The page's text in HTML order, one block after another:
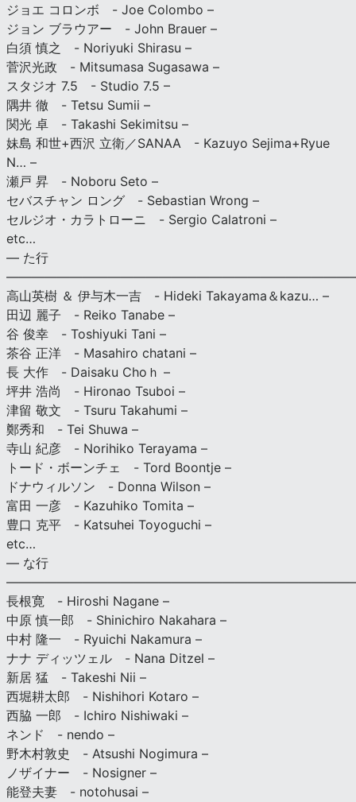
ジョエ コロンボ - Joe Colombo –
ジョン ブラウアー - John Brauer –
白須 慎之 - Noriyuki Shirasu –
菅沢光政 - Mitsumasa Sugasawa –
スタジオ 7.5 - Studio 7.5 –
隅井 徹 - Tetsu Sumii –
関光 卓 - Takashi Sekimitsu –
妹島 和世+西沢 立衛／SANAA - Kazuyo Sejima+Ryue
N… –
瀬戸 昇 - Noboru Seto –
セバスチャン ロング - Sebastian Wrong –
セルジオ・カラトローニ - Sergio Calatroni –
etc…
— た行
高山英樹 ＆ 伊与木一吉 - Hideki Takayama＆kazu… –
田辺 麗子 - Reiko Tanabe –
谷 俊幸 - Toshiyuki Tani –
茶谷 正洋 - Masahiro chatani –
長 大作 - Daisaku Choｈ –
坪井 浩尚 - Hironao Tsuboi –
津留 敬文 - Tsuru Takahumi –
鄭秀和 - Tei Shuwa –
寺山 紀彦 - Norihiko Terayama –
トード・ボーンチェ - Tord Boontje –
ドナウィルソン - Donna Wilson –
富田 一彦 - Kazuhiko Tomita –
豊口 克平 - Katsuhei Toyoguchi –
etc…
— な行
長根寛 - Hiroshi Nagane –
中原 慎一郎 - Shinichiro Nakahara –
中村 隆一 - Ryuichi Nakamura –
ナナ ディッツェル - Nana Ditzel –
新居 猛 - Takeshi Nii –
西堀耕太郎 - Nishihori Kotaro –
西脇 一郎 - Ichiro Nishiwaki –
ネンド - nendo –
野木村敦史 - Atsushi Nogimura –
ノザイナー - Nosigner –
能登夫妻 - notohusai –